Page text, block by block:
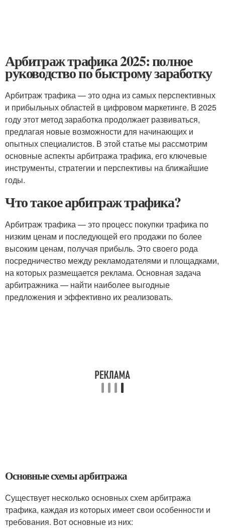
Арбитраж трафика 2025: полное
руководство по быстрому заработку
Арбитраж трафика — это одна из самых перспективных
и прибыльных областей в цифровом маркетинге. В 2025
году этот метод заработка продолжает развиваться,
предлагая новые возможности для начинающих и
опытных специалистов. В этой статье мы рассмотрим
основные аспекты арбитража трафика, его ключевые
инструменты, стратегии и перспективы на ближайшие
годы.
Что такое арбитраж трафика?
Арбитраж трафика — это процесс покупки трафика по
низким ценам и последующей его продажи по более
высоким ценам, получая прибыль. Это своего рода
посредничество между рекламодателями и площадками,
на которых размещается реклама. Основная задача
арбитражника — найти наиболее выгодные
предложения и эффективно их реализовать.
Основные схемы арбитража
Существует несколько основных схем арбитража
трафика, каждая из которых имеет свои особенности и
требования. Вот основные из них: